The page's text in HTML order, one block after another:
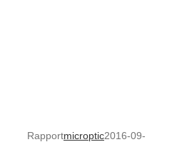
Rapportmicroptic2016-09-